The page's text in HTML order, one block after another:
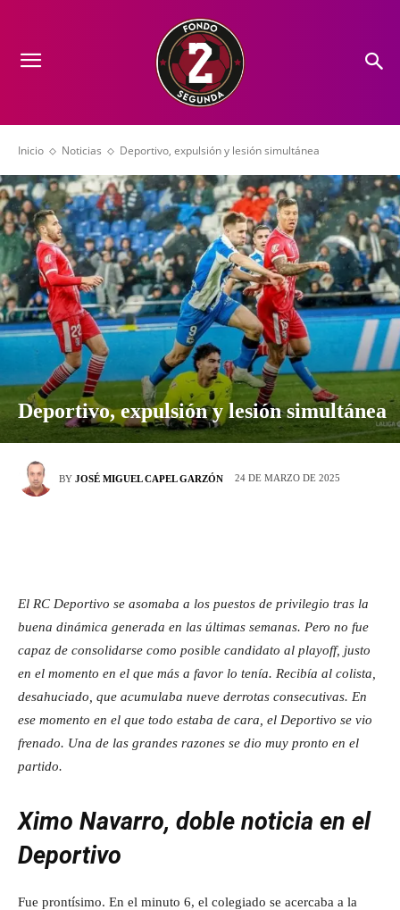
Inicio Noticias Deportivo, expulsión y lesión simultánea
Deportivo, expulsión y lesión simultánea
BY JOSÉ MIGUEL CAPEL GARZÓN 24 DE MARZO DE 2025
El RC Deportivo se asomaba a los puestos de privilegio tras la
buena dinámica generada en las últimas semanas. Pero no fue
capaz de consolidarse como posible candidato al playoff, justo
en el momento en el que más a favor lo tenía. Recibía al colista,
desahuciado, que acumulaba nueve derrotas consecutivas. En
ese momento en el que todo estaba de cara, el Deportivo se vio
frenado. Una de las grandes razones se dio muy pronto en el
partido.
Ximo Navarro, doble noticia en el
Deportivo
Fue prontísimo. En el minuto 6, el colegiado se acercaba a la